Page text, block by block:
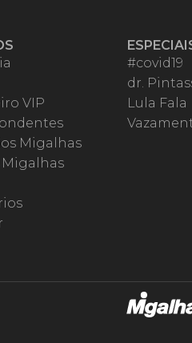
VIP
Migalhas
Migalhas
#covid19
dr.
Lula Fala